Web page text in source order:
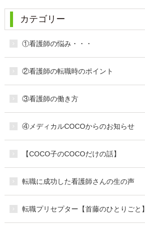
カテゴリー
①看護師の悩み・・・
②看護師の転職時のポイント
③看護師の働き方
④メディカルCOCOからのお知らせ
【COCO子のCOCOだけの話】
転職に成功した看護師さんの生の声
転職プリセプター【首藤のひとりごと】